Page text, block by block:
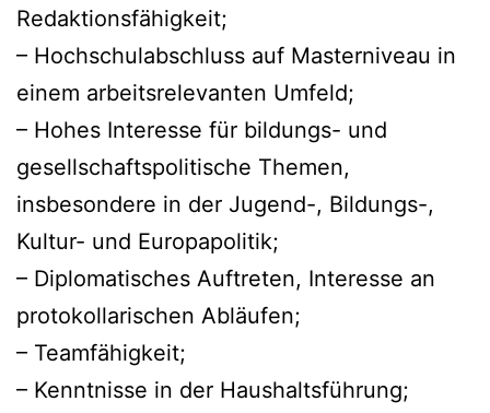
Redaktionsfähigkeit;
– Hochschulabschluss auf Masterniveau in
einem arbeitsrelevanten Umfeld;
– Hohes Interesse für bildungs- und
gesellschaftspolitische Themen,
insbesondere in der Jugend-, Bildungs-,
Kultur- und Europapolitik;
– Diplomatisches Auftreten, Interesse an
protokollarischen Abläufen;
– Teamfähigkeit;
– Kenntnisse in der Haushaltsführung;